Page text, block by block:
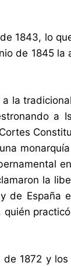
1843, lo
de 1845 la
la
a
la
de España
1872 y los